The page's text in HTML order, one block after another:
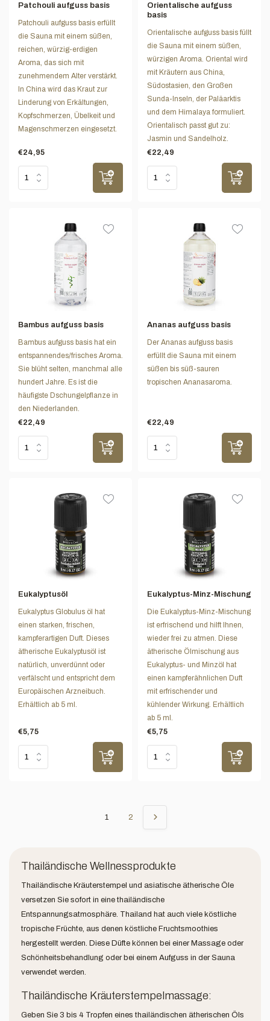
Patchouli aufguss basis
Patchouli aufguss basis erfüllt
die Sauna mit einem süßen,
reichen, würzig-erdigen
Aroma, das sich mit
zunehmendem Alter verstärkt.
In China wird das Kraut zur
Linderung von Erkältungen,
Kopfschmerzen, Übelkeit und
Magenschmerzen eingesetzt.
€24,95
Orientalische aufguss
basis
Orientalische aufguss basis füllt
die Sauna mit einem süßen,
würzigen Aroma. Oriental wird
mit Kräutern aus China,
Südostasien, den Großen
Sunda-Inseln, der Paläarktis
und dem Himalaya formuliert.
Orientalisch passt gut zu:
Jasmin und Sandelholz.
€22,49
Bambus aufguss basis
Bambus aufguss basis hat ein
entspannendes/frisches Aroma.
Sie blüht selten, manchmal alle
hundert Jahre. Es ist die
häufigste Dschungelpflanze in
den Niederlanden.
€22,49
Ananas aufguss basis
Der Ananas aufguss basis
erfüllt die Sauna mit einem
süßen bis süß-sauren
tropischen Ananasaroma.
€22,49
Eukalyptusöl
Eukalyptus Globulus öl hat
einen starken, frischen,
kampferartigen Duft. Dieses
ätherische Eukalyptusöl ist
natürlich, unverdünnt oder
verfälscht und entspricht dem
Europäischen Arzneibuch.
Erhältlich ab 5 ml.
€5,75
Eukalyptus-Minz-Mischung
Die Eukalyptus-Minz-Mischung
ist erfrischend und hilft Ihnen,
wieder frei zu atmen. Diese
ätherische Ölmischung aus
Eukalyptus- und Minzöl hat
einen kampferähnlichen Duft
mit erfrischender und
kühlender Wirkung. Erhältlich
ab 5 ml.
€5,75
1 2
Thailändische Wellnessprodukte
Thailändische Kräuterstempel und asiatische ätherische Öle
versetzen Sie sofort in eine thailändische
Entspannungsatmosphäre. Thailand hat auch viele köstliche
tropische Früchte, aus denen köstliche Fruchtsmoothies
hergestellt werden. Diese Düfte können bei einer Massage oder
Schönheitsbehandlung oder bei einem Aufguss in der Sauna
verwendet werden.
Thailändische Kräuterstempelmassage:
Geben Sie 3 bis 4 Tropfen eines thailändischen ätherischen Öls